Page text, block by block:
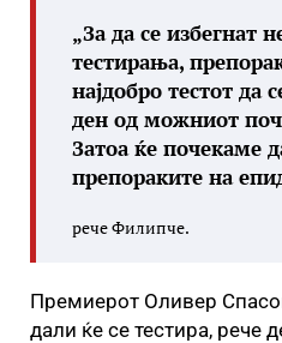
„За да се избегнат
тестирања,
најдобро тестот да
ден од можниот
Затоа ќе почекаме
препораките на
рече Филипче.
Премиерот Оливер
дали ќе се тестира, рече